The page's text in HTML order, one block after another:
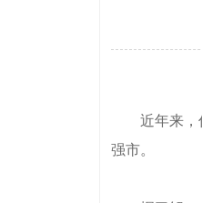
近年来，信
强市。